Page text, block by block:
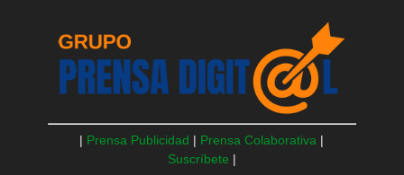
| Prensa Publicidad | Prensa Colaborativa |
Suscríbete |